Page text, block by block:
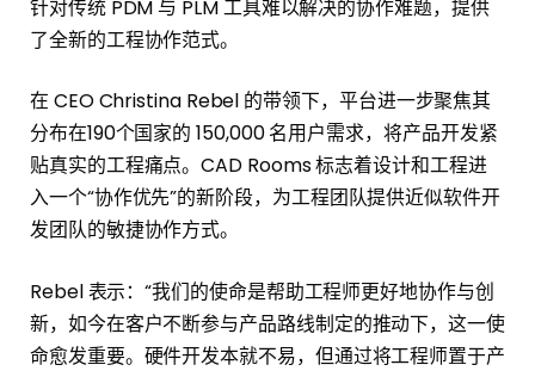
针对传统 PDM 与 PLM 工具难以解决的协作难题，提供
了全新的工程协作范式。
在 CEO Christina Rebel 的带领下，平台进一步聚焦其
分布在190个国家的 150,000 名用户需求，将产品开发紧
贴真实的工程痛点。CAD Rooms 标志着设计和工程进
入一个“协作优先”的新阶段，为工程团队提供近似软件开
发团队的敏捷协作方式。
Rebel 表示：“我们的使命是帮助工程师更好地协作与创
新，如今在客户不断参与产品路线制定的推动下，这一使
命愈发重要。硬件开发本就不易，但通过将工程师置于产